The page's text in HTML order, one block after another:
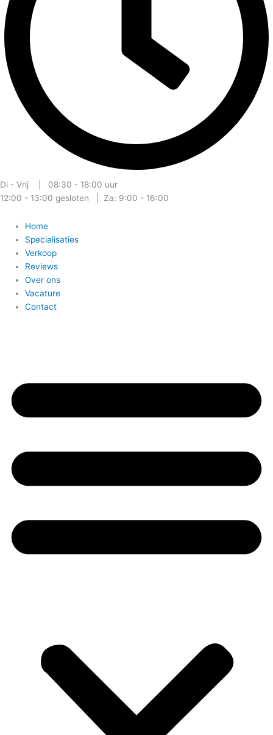
Di - Vrij | 08:30 - 18:00 uur
12:00 - 13:00 gesloten | Za: 9:00 - 16:00
Home
Specialisaties
Verkoop
Reviews
Over ons
Vacature
Contact